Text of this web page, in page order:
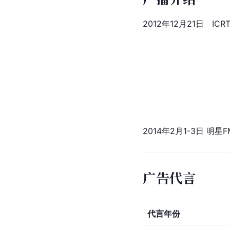
2012年12月21日　
2014年2月1-3日 明星
广告代言
代言年份